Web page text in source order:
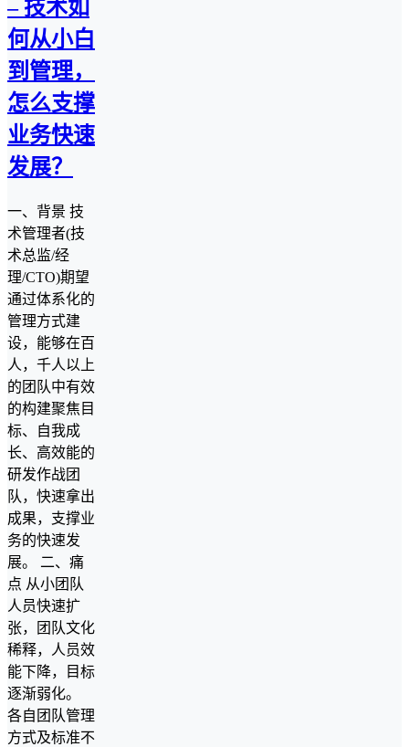
– 技术如
何从小白
到管理，
怎么支撑
业务快速
发展？
一、背景 技
术管理者(技
术总监/经
理/CTO)期望
通过体系化的
管理方式建
设，能够在百
人，千人以上
的团队中有效
的构建聚焦目
标、自我成
长、高效能的
研发作战团
队，快速拿出
成果，支撑业
务的快速发
展。 二、痛
点 从小团队
人员快速扩
张，团队文化
稀释，人员效
能下降，目标
逐渐弱化。
各自团队管理
方式及标准不